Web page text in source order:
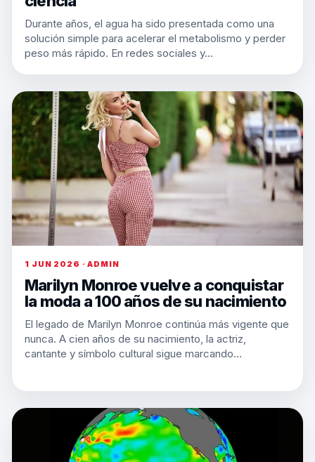
Durante años, el agua ha sido presentada como una
solución simple para acelerar el metabolismo y perder
peso más rápido. En redes sociales y…
1 JUN 2026 · ADMIN
Marilyn Monroe vuelve a conquistar
la moda a 100 años de su nacimiento
El legado de Marilyn Monroe continúa más vigente que
nunca. A cien años de su nacimiento, la actriz,
cantante y símbolo cultural sigue marcando…